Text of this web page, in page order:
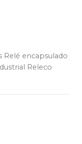
Relé encapsulado
Releco